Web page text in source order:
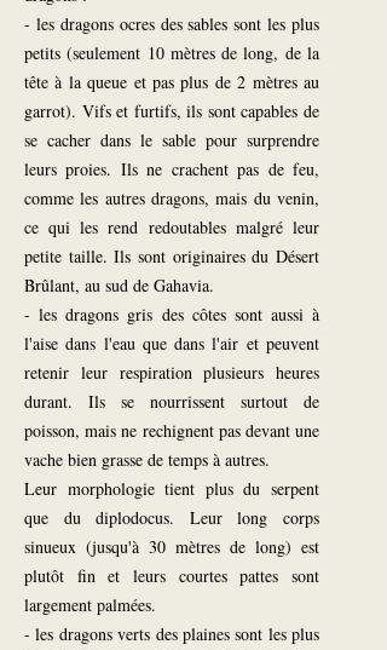
- les dragons ocres des sables sont les plus
petits (seulement 10 mètres de long, de la
tête à la queue et pas plus de 2 mètres au
garrot). Vifs et furtifs, ils sont capables de
se cacher dans le sable pour surprendre
leurs proies. Ils ne crachent pas de feu,
comme les autres dragons, mais du venin,
ce qui les rend redoutables malgré leur
petite taille. Ils sont originaires du Désert
Brûlant, au sud de Gahavia.
- les dragons gris des côtes sont aussi à
l'aise dans l'eau que dans l'air et peuvent
retenir leur respiration plusieurs heures
durant. Ils se nourrissent surtout de
poisson, mais ne rechignent pas devant une
vache bien grasse de temps à autres.
Leur morphologie tient plus du serpent
que du diplodocus. Leur long corps
sinueux (jusqu'à 30 mètres de long) est
plutôt fin et leurs courtes pattes sont
largement palmées.
- les dragons verts des plaines sont les plus